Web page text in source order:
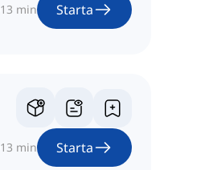
13 min Starta
13 min Starta